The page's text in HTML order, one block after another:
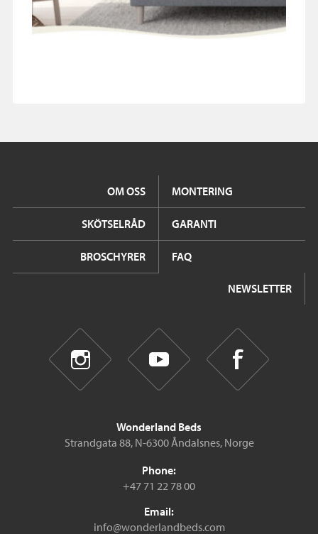
OM OSS MONTERING
SKÖTSELRÅD GARANTI
BROSCHYRER FAQ
NEWSLETTER
Wonderland Beds
Strandgata 88, N-6300 Åndalsnes, Norge
Phone:
+47 71 22 78 00
Email:
info@wonderlandbeds.com